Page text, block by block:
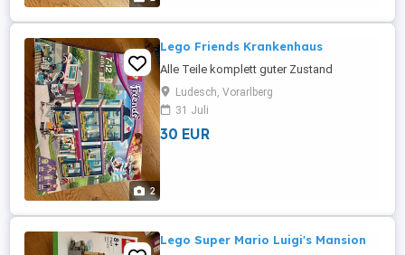
2
Lego Friends Krankenhaus
Alle Teile komplett guter Zustand
Ludesch, Vorarlberg
31 Juli
30 EUR
Lego Super Mario Luigi's Mansion